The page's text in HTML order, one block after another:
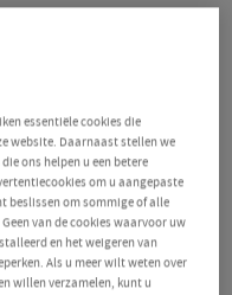
(IMF) heeft zijn
verlaagd vanwege
spanningen rond
verwacht
en 3% in 2026 -
essentiële cookies die
website. Daarnaast stellen we
ons helpen u een betere
om u aangepaste
beslissen om sommige of alle
van de cookies waarvoor uw
en het weigeren van
Als u meer wilt weten over
willen verzamelen, kunt u